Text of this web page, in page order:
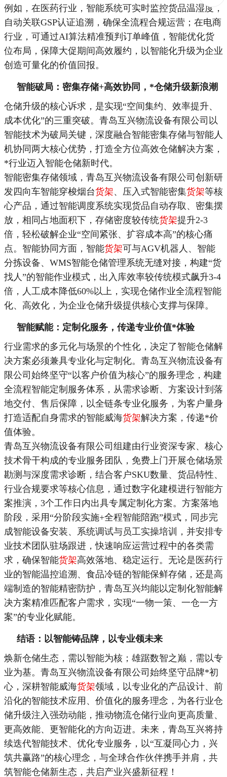
例如，在医药行业，智能系统可实时监控货品温湿度，
自动关联GSP认证追溯，确保全流程合规运营；在电商
行业，可通过AI算法精准预判订单峰值，智能优化货
位布局，保障大促期间高效履约，以智能化升级为企业
创造可量化的价值回报。
智能破局：密集存储+高效协同， *仓储升级新浪潮
仓储升级的核心诉求，是实现“空间集约、效率提升、
成本优化”的三重突破。青岛互兴物流设备有限公司以
智能技术为破局关键，深度融合智能密集存储与智能人
机协同两大核心优势，打造全方位高效仓储解决方案，
*行业迈入智能仓储新时代。
智能密集存储领域，青岛互兴物流设备有限公司创新研
发四向车智能穿梭烟台货架、压入式智能密集货架等核
心产品，通过智能调度系统实现货品自动存取、密集摆
放，相同占地面积下，存储密度较传统货架提升2-3
倍，轻松破解企业“空间紧张、扩容成本高”的核心痛
点。智能协同方面，智能货架可与AGV机器人、智能
分拣设备、WMS智能仓储管理系统无缝对接，构建“货
找人”的智能作业模式，出入库效率较传统模式飙升3-4
倍，人工成本降低60%以上，实现仓储作业全流程智能
化、高效化，为企业仓储升级提供核心支撑与保障。
智能赋能：定制化服务，传递专业价值*体验
行业需求的多元化与场景的个性化，决定了智能仓储解
决方案必须兼具专业化与定制化。青岛互兴物流设备有
限公司始终坚守“以客户价值为核心”的服务理念，构建
全流程智能定制服务体系，从需求诊断、方案设计到落
地交付、售后保障，以全链条专业化服务，为客户量身
打造适配自身需求的智能威海货架解决方案，传递*价
值体验。
青岛互兴物流设备有限公司组建由行业资深专家、核心
技术骨干构成的专业服务团队，免费上门开展仓储场景
勘测与深度需求诊断，结合客户SKU数量、货品特性、
行业合规要求等核心信息，通过数字化建模进行智能方
案推演，3个工作日内出具专属定制化方案。方案落地
阶段，采用“分阶段实施+全程智能陪跑”模式，同步完
成智能设备安装、系统调试与员工实操培训，并安排专
业技术团队驻场跟进，快速响应运营过程中的各类需
求，确保智能货架高效落地、稳定运行。无论是医药行
业的智能温控追溯、食品冷链的智能保鲜存储，还是高
端制造的智能精密防护，青岛互兴均能以定制化智能解
决方案精准匹配客户需求，实现“一物一策、一仓一方
案”的专业化赋能。
结语：以智能铸品牌，以专业领未来
焕新仓储生态，需以智能为核；雄踞数智之巅，需以专
业为基。青岛互兴物流设备有限公司始终坚守品牌*初
心，深耕智能威海货架领域，以专业化的产品设计、前
沿化的智能技术应用、价值化的服务理念，为各行业仓
储升级注入强劲动能，推动物流仓储行业向更高质量、
更高效能、更智能化的方向迈进。未来，青岛互兴将持
续迭代智能技术、优化专业服务，以“互凝同心力，兴
筑共赢路”的核心理念，与全球合作伙伴携手并肩，共
筑智能仓储新生态，共启产业兴盛新征程！